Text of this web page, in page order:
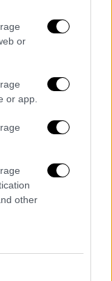
or
or app.
other
φώναξαν
του
σας ευθύνη. Το
θα